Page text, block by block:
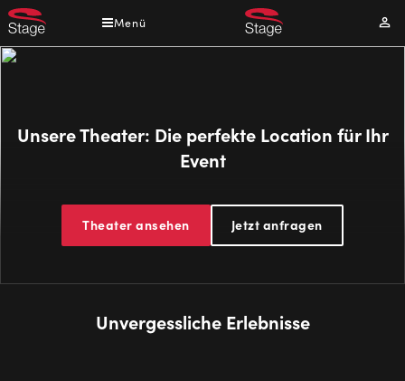
Direkt
zum
Inhalt
Menü
Unsere Theater: Die perfekte Location für Ihr
Event
Theater ansehen Jetzt anfragen
Unvergessliche Erlebnisse